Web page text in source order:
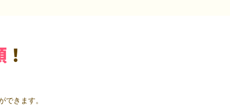
！
できます。